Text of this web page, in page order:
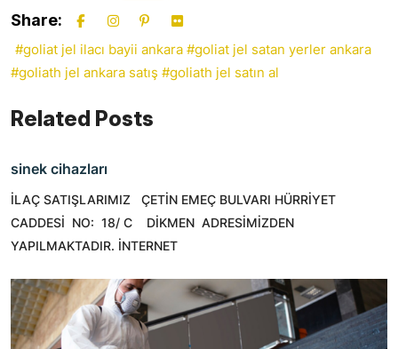
Share:
#goliat jel ilacı bayii ankara #goliat jel satan yerler ankara
#goliath jel ankara satış #goliath jel satın al
Related Posts
sinek cihazları
İLAÇ SATIŞLARIMIZ ÇETİN EMEÇ BULVARI HÜRRİYET
CADDESİ NO: 18/ C DİKMEN ADRESİMİZDEN
YAPILMAKTADIR. İNTERNET